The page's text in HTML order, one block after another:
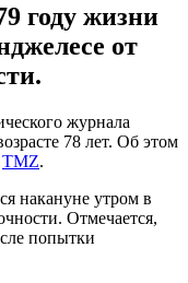
году жизни
от
журнала
78 лет. Об этом
ТMZ.
накануне утром в
Отмечается,
попытки